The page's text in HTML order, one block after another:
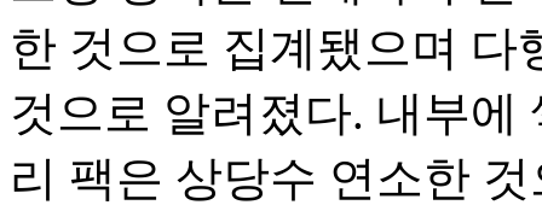
한 것으로 집계됐으며 다
것으로 알려졌다. 내부에
리 팩은 상당수 연소한